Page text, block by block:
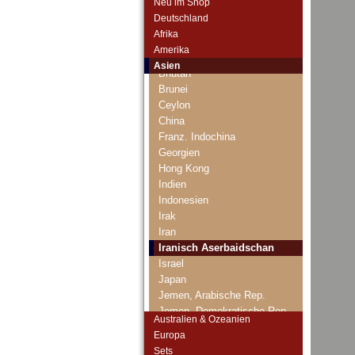
Deutschland
Afrika
Amerika
Asien
Bangladesch
Bhutan
Brunei
Ceylon
China
Franz. Indochina
Georgien
Hong Kong
Indien
Indonesien
Irak
Iran
Iranisch Aserbaidschan
Israel
Japan
Jemen, Arabische Rep.
Jemen, Demokratische Rep.
Kambodscha
Australien & Ozeanien
Europa
Sets